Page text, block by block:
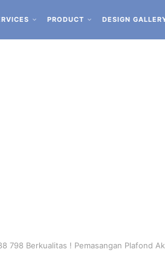
PRODUCT DESIGN
798 Berkualitas ! Pemasangan Plafond